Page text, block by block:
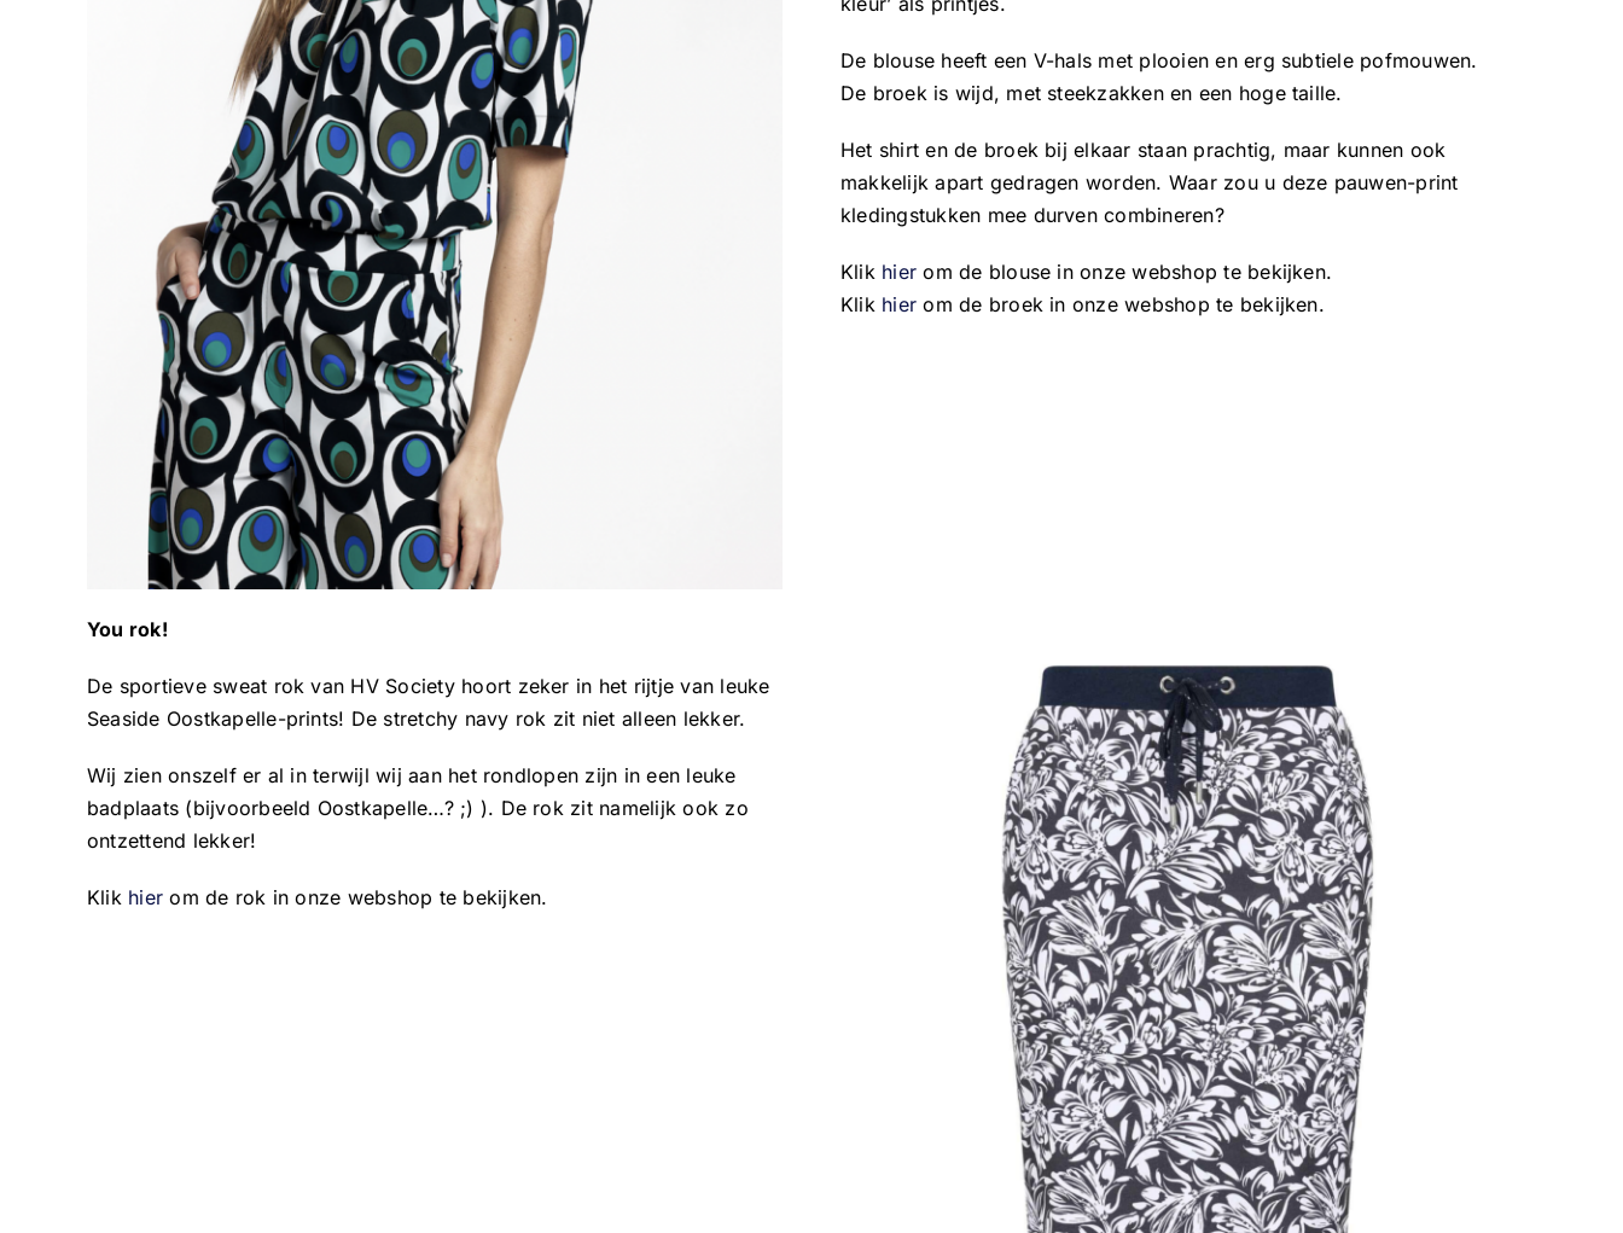
De blouse heeft een V-hals met plooien en erg subtiele pofmouwen.
De broek is wijd, met steekzakken en een hoge taille.
Het shirt en de broek bij elkaar staan prachtig, maar kunnen ook
makkelijk apart gedragen worden. Waar zou u deze pauwen-print
kledingstukken mee durven combineren?
Klik hier om de blouse in onze webshop te bekijken.
Klik hier om de broek in onze webshop te bekijken.
You rok!
De sportieve sweat rok van HV Society hoort zeker in het rijtje van leuke
Seaside Oostkapelle-prints! De stretchy navy rok zit niet alleen lekker.
Wij zien onszelf er al in terwijl wij aan het rondlopen zijn in een leuke
badplaats (bijvoorbeeld Oostkapelle…? ;) ). De rok zit namelijk ook zo
ontzettend lekker!
Klik hier om de rok in onze webshop te bekijken.